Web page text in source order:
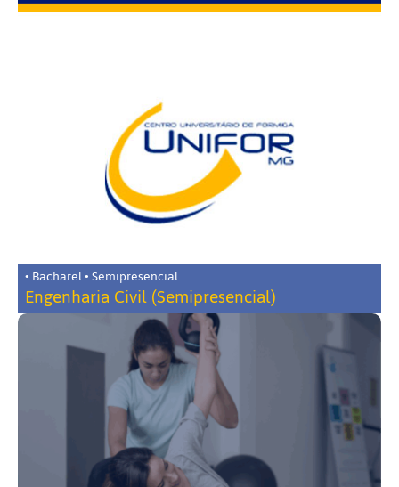
• Bacharel • Semipresencial
Engenharia Civil (Semipresencial)